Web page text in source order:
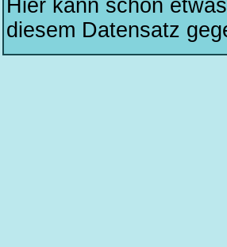
Hier kann schon
diesem Datensatz